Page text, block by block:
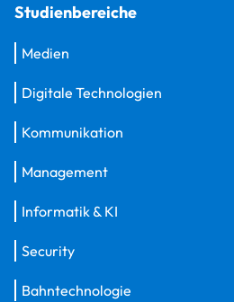
Studienbereiche
Medien
Digitale Technologien
Kommunikation
Management
Informatik & KI
Security
Bahntechnologie